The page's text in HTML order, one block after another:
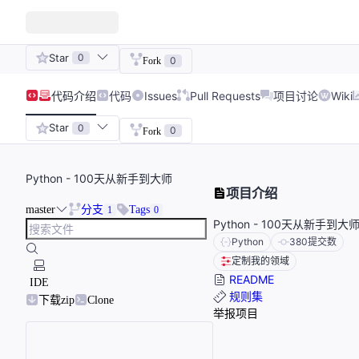
Star 0 Fork 0
代码介绍 代码 Issues Pull Requests 项目讨论 Wiki
Star 0 Fork 0
Python - 100天从新手到大师
master 分支 1 Tags 0
IDE
下载zip
Clone
项目介绍
Python - 100天从新手到大师
Python 380提交数
定制我的领域
README
规则集
举报项目